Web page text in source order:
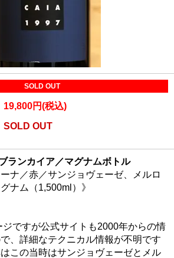
SOLD OUT
19,800円(税込)
SOLD OUT
ランカイア／マグナムボトル
ナ／赤／サンジョヴェーゼ、メルロ
ナム（1,500ml）》
ですが公式サイトも2000年からの情
、詳細なテクニカル情報が不明です
この当時はサンジョヴェーゼとメル